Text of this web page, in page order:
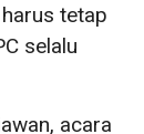
tetap
selalu
acara